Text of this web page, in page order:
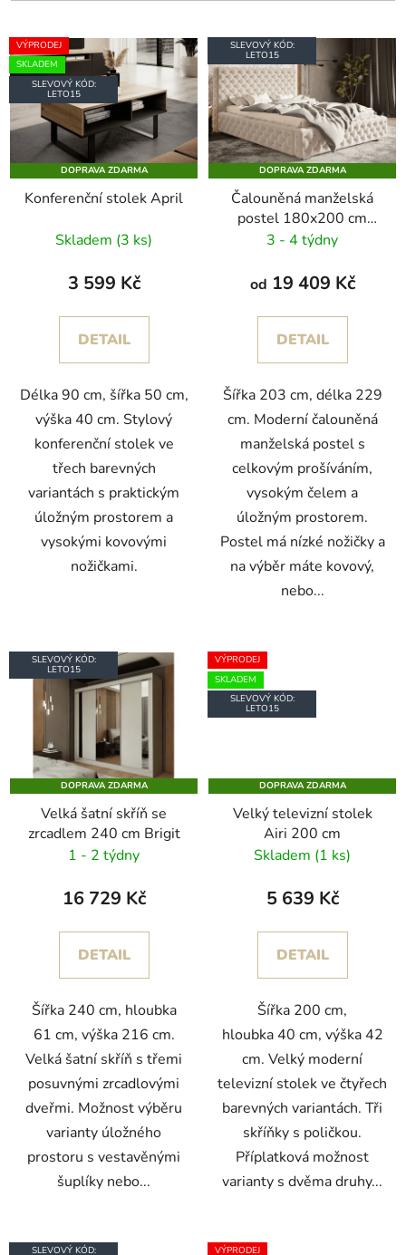
o
d
u
k
t
V
ý
p
i
s
p
r
VÝPRODEJ
SKLADEM
SLEVOVÝ KÓD:
LETO15
DOPRAVA ZDARMA
Konferenční stolek April
Skladem (3 ks)
3 599 Kč
DETAIL
Délka 90 cm, šířka 50 cm,
výška 40 cm. Stylový
konferenční stolek ve
třech barevných
variantách s praktickým
úložným prostorem a
vysokými kovovými
nožičkami.
SLEVOVÝ KÓD:
LETO15
DOPRAVA ZDARMA
Čalouněná manželská
postel 180x200 cm
Irina
3 - 4 týdny
od 19 409 Kč
DETAIL
Šířka 203 cm, délka 229
cm. Moderní čalouněná
manželská postel s
celkovým prošíváním,
vysokým čelem a
úložným prostorem.
Postel má nízké nožičky a
na výběr máte kovový,
nebo...
SLEVOVÝ KÓD:
LETO15
DOPRAVA ZDARMA
Velká šatní skříň se
zrcadlem 240 cm Brigit
1 - 2 týdny
16 729 Kč
DETAIL
Šířka 240 cm, hloubka
61 cm, výška 216 cm.
Velká šatní skříň s třemi
posuvnými zrcadlovými
dveřmi. Možnost výběru
varianty úložného
prostoru s vestavěnými
šuplíky nebo...
VÝPRODEJ
SKLADEM
SLEVOVÝ KÓD:
LETO15
DOPRAVA ZDARMA
Velký televizní stolek
Airi 200 cm
Skladem (1 ks)
5 639 Kč
DETAIL
Šířka 200 cm,
hloubka 40 cm, výška 42
cm. Velký moderní
televizní stolek ve čtyřech
barevných variantách. Tři
skříňky s poličkou.
Příplatková možnost
varianty s dvěma druhy...
SLEVOVÝ KÓD:
VÝPRODEJ